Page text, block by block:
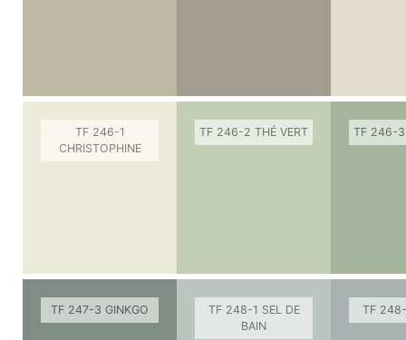
TF 246-1
CHRISTOPHINE
TF 246-2 THÉ VERT TF 246-3
TF 247-3 GINKGO
TF 248-1 SEL DE
BAIN
TF